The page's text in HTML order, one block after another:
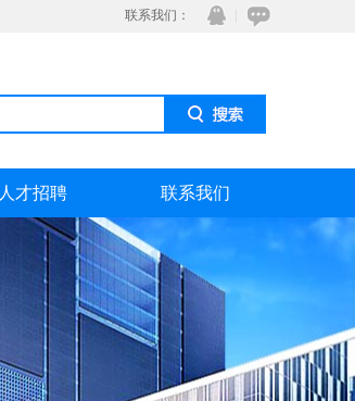
联系我们：
人才招聘 联系我们